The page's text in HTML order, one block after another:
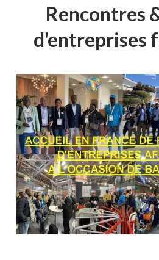
Rencontres
d'entreprises